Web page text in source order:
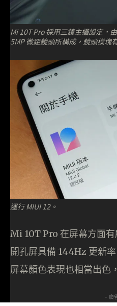
Mi 10T Pro 採用三鏡主攝設定，
5MP 微距鏡頭所構成，鏡頭模塊
運行 MIUI 12。
Mi 10T Pro 在屏幕方面
開孔屏具備 144Hz 更新
屏幕顏色表現也相當出色
- 廣